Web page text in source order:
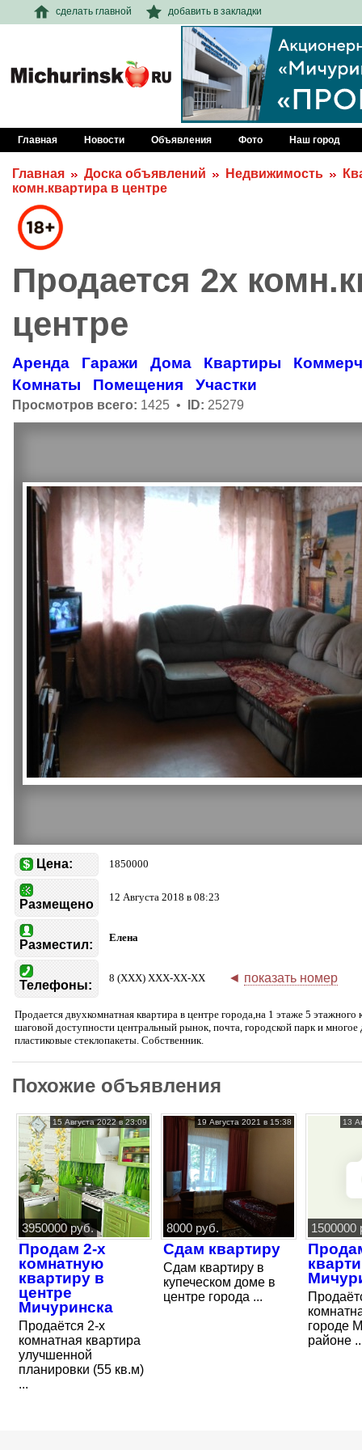
сделать главной добавить в закладки
Главная Новости Объявления Фото Наш город
Главная Доска объявлений Недвижимость
комн.квартира в центре
Продается 2х
центре
Аренда Гаражи Дома Квартиры
Комнаты
Помещения Участки
Просмотров всего: 1425 • ID: 25279
Цена: 1850000
Размещено
12 Августа 2018 в 08:23
Разместил:
Елена
Телефоны:
8 (XXX) XXX-XX-XX ◄ показать номер
Продается двухкомнатная квартира в центре города,на 1 этаже 5
шаговой доступности центральный рынок, почта, городской парк и многое
пластиковые стеклопакеты. Собственник.
Похожие объявления
15 Августа 2022 в 23:09
3950000 руб.
Продам 2-х
комнатную
квартиру в
центре
Мичуринска
Продаётся 2-х
комнатная квартира
улучшенной
планировки (55 кв.м)
...
19 Августа 2021 в 15:38
8000 руб.
Сдам квартиру
Сдам квартиру в
купеческом доме в
центре города ...
13
1500000
городе
районе